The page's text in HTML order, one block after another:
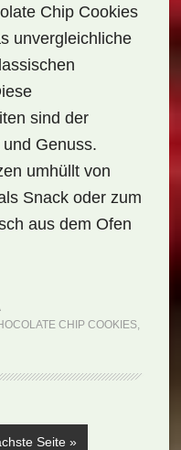
Chip Cookies
unvergleichliche
sind der
Genuss.
umhüllt von
Snack oder zum
aus dem Ofen
CHIP COOKIES,
Seite aufrufen
»